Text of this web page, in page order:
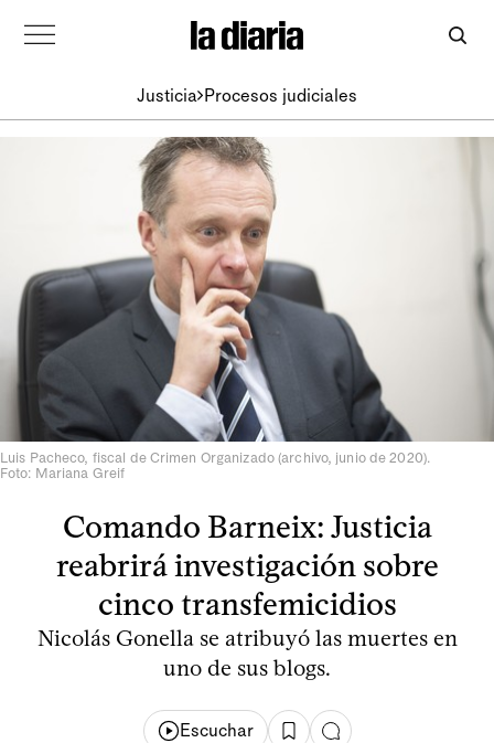
Justicia Procesos judiciales
Luis Pacheco, fiscal de Crimen Organizado (archivo, junio de 2020).
Foto: Mariana Greif
Comando Barneix: Justicia
reabrirá investigación sobre
cinco transfemicidios
Nicolás Gonella se atribuyó las muertes en
uno de sus blogs.
Escuchar